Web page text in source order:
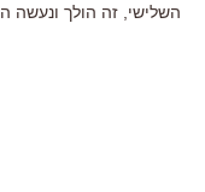
השלישי, זה הולך ונעשה